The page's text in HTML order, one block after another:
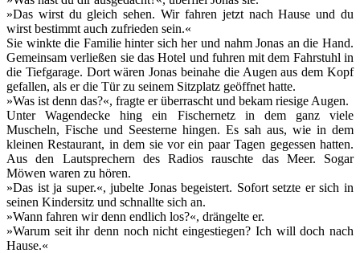
»Das wirst du gleich sehen. Wir fahren jetzt nach Hause und du
wirst bestimmt auch zufrieden sein.«
Sie winkte die Familie hinter sich her und nahm Jonas an die Hand.
Gemeinsam verließen sie das Hotel und fuhren mit dem Fahrstuhl in
die Tiefgarage. Dort wären Jonas beinahe die Augen aus dem Kopf
gefallen, als er die Tür zu seinem Sitzplatz geöffnet hatte.
»Was ist denn das?«, fragte er überrascht und bekam riesige Augen.
Unter Wagendecke hing ein Fischernetz in dem ganz viele
Muscheln, Fische und Seesterne hingen. Es sah aus, wie in dem
kleinen Restaurant, in dem sie vor ein paar Tagen gegessen hatten.
Aus den Lautsprechern des Radios rauschte das Meer. Sogar
Möwen waren zu hören.
»Das ist ja super.«, jubelte Jonas begeistert. Sofort setzte er sich in
seinen Kindersitz und schnallte sich an.
»Wann fahren wir denn endlich los?«, drängelte er.
»Warum seit ihr denn noch nicht eingestiegen? Ich will doch nach
Hause.«